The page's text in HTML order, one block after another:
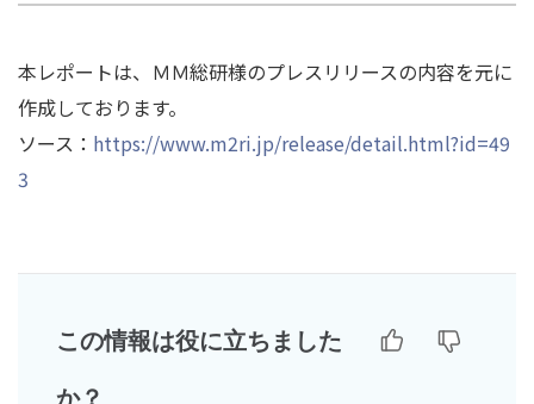
本レポートは、ＭＭ総研様のプレスリリースの内容を元に
作成しております。
ソース： https://www.m2ri.jp/release/detail.html?id=49
3
この情報は役に立ちました